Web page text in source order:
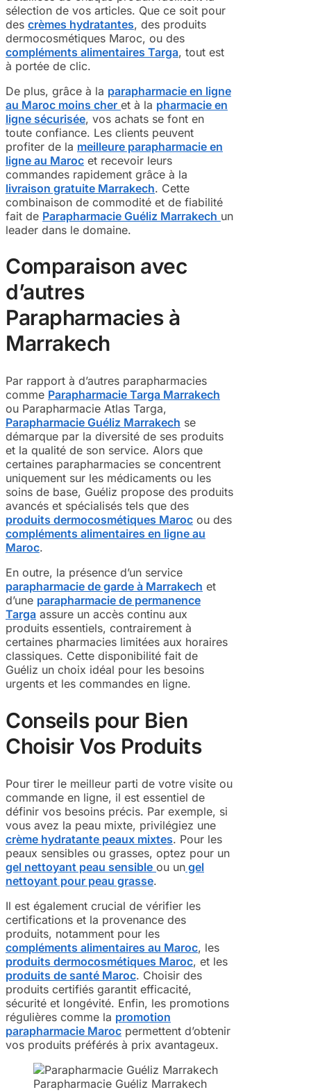
sélection de vos articles. Que ce soit pour
des crèmes hydratantes, des produits
dermocosmétiques Maroc, ou des
compléments alimentaires Targa, tout est
à portée de clic.
De plus, grâce à la parapharmacie en ligne
au Maroc moins cher et à la pharmacie en
ligne sécurisée, vos achats se font en
toute confiance. Les clients peuvent
profiter de la meilleure parapharmacie en
ligne au Maroc et recevoir leurs
commandes rapidement grâce à la
livraison gratuite Marrakech. Cette
combinaison de commodité et de fiabilité
fait de Parapharmacie Guéliz Marrakech un
leader dans le domaine.
Comparaison avec
d’autres
Parapharmacies à
Marrakech
Par rapport à d’autres parapharmacies
comme Parapharmacie Targa Marrakech
ou Parapharmacie Atlas Targa,
Parapharmacie Guéliz Marrakech se
démarque par la diversité de ses produits
et la qualité de son service. Alors que
certaines parapharmacies se concentrent
uniquement sur les médicaments ou les
soins de base, Guéliz propose des produits
avancés et spécialisés tels que des
produits dermocosmétiques Maroc ou des
compléments alimentaires en ligne au
Maroc.
En outre, la présence d’un service
parapharmacie de garde à Marrakech et
d’une parapharmacie de permanence
Targa assure un accès continu aux
produits essentiels, contrairement à
certaines pharmacies limitées aux horaires
classiques. Cette disponibilité fait de
Guéliz un choix idéal pour les besoins
urgents et les commandes en ligne.
Conseils pour Bien
Choisir Vos Produits
Pour tirer le meilleur parti de votre visite ou
commande en ligne, il est essentiel de
définir vos besoins précis. Par exemple, si
vous avez la peau mixte, privilégiez une
crème hydratante peaux mixtes. Pour les
peaux sensibles ou grasses, optez pour un
gel nettoyant peau sensible ou un gel
nettoyant pour peau grasse.
Il est également crucial de vérifier les
certifications et la provenance des
produits, notamment pour les
compléments alimentaires au Maroc, les
produits dermocosmétiques Maroc, et les
produits de santé Maroc. Choisir des
produits certifiés garantit efficacité,
sécurité et longévité. Enfin, les promotions
régulières comme la promotion
parapharmacie Maroc permettent d’obtenir
vos produits préférés à prix avantageux.
Parapharmacie Guéliz Marrakech